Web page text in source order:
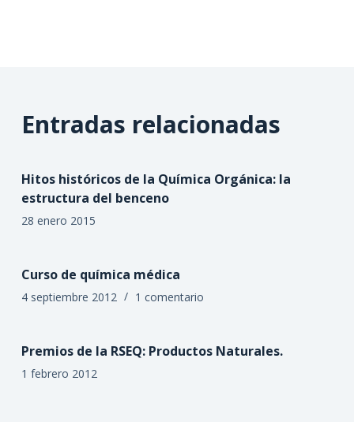
Entradas relacionadas
Hitos históricos de la Química Orgánica: la
estructura del benceno
28 enero 2015
Curso de química médica
4 septiembre 2012 1 comentario
Premios de la RSEQ: Productos Naturales.
1 febrero 2012